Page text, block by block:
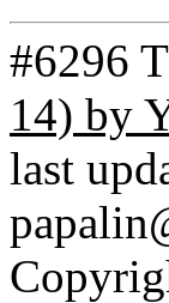
#6296
14) by
last